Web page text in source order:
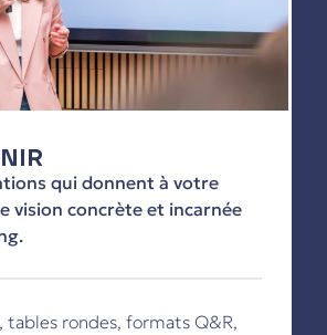
qui donnent à votre
vision concrète et incarnée
tables rondes, formats Q&R,